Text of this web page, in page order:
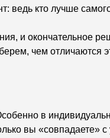
ведь кто лучше
и окончательное
чем отличаются
в
вы